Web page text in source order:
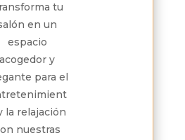
tu
en un
espacio
acogedor y
para el
la relajación
nuestras